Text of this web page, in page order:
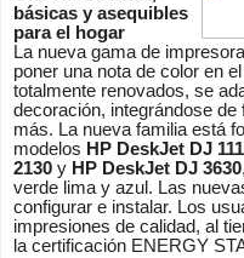
básicas y asequibles
para el hogar
La nueva gama de
poner una nota de color en
totalmente renovados, se
decoración, integrándose
más. La nueva familia está
modelos HP DeskJet DJ
2130 y HP DeskJet DJ 3630
verde lima y azul. Las
configurar e instalar. Los
impresiones de calidad, al
la certificación ENERGY